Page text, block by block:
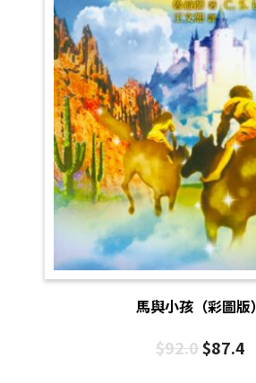
馬與小孩（彩圖版）
$92.0$87.4